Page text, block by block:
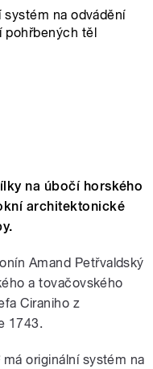
systém na odvádění
pohřbených těl
na úbočí horského
architektonické
Amand Petřvaldský
a tovačovského
Ciraniho z
1743.
originální systém na